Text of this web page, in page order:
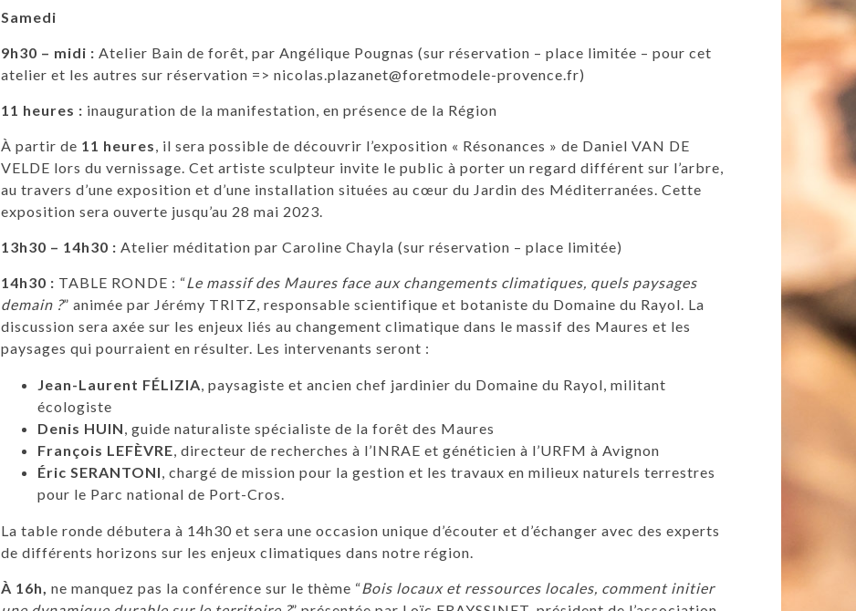
Samedi
9h30 – midi : Atelier Bain de forêt, par Angélique Pougnas (sur réservation – place limitée – pour cet
atelier et les autres sur réservation => nicolas.plazanet@foretmodele-provence.fr)
11 heures : inauguration de la manifestation, en présence de la Région
À partir de 11 heures, il sera possible de découvrir l’exposition « Résonances » de Daniel VAN DE
VELDE lors du vernissage. Cet artiste sculpteur invite le public à porter un regard différent sur l’arbre,
au travers d’une exposition et d’une installation situées au cœur du Jardin des Méditerranées. Cette
exposition sera ouverte jusqu’au 28 mai 2023.
13h30 – 14h30 : Atelier méditation par Caroline Chayla (sur réservation – place limitée)
14h30 : TABLE RONDE : “Le massif des Maures face aux changements climatiques, quels paysages
demain ?” animée par Jérémy TRITZ, responsable scientifique et botaniste du Domaine du Rayol. La
discussion sera axée sur les enjeux liés au changement climatique dans le massif des Maures et les
paysages qui pourraient en résulter. Les intervenants seront :
Jean-Laurent FÉLIZIA, paysagiste et ancien chef jardinier du Domaine du Rayol, militant
écologiste
Denis HUIN, guide naturaliste spécialiste de la forêt des Maures
François LEFÈVRE, directeur de recherches à l’INRAE et généticien à l’URFM à Avignon
Éric SERANTONI, chargé de mission pour la gestion et les travaux en milieux naturels terrestres
pour le Parc national de Port-Cros.
La table ronde débutera à 14h30 et sera une occasion unique d’écouter et d’échanger avec des experts
de différents horizons sur les enjeux climatiques dans notre région.
À 16h, ne manquez pas la conférence sur le thème “Bois locaux et ressources locales, comment initier